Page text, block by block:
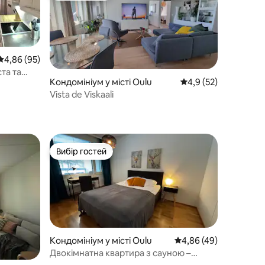
оцінка: 4,86 з 5, відгуки: 95
4,86 (95)
та
Кондомініум у місті Oulu Середня оцінка: 4,9
4,9 (52)
Vista de Viskaali
Вибір гостей
Вибір гостей
Кондомініум у місті Oulu Середня оцінка: 4,86
4,86 (49)
Двокімнатна квартира з сауною –